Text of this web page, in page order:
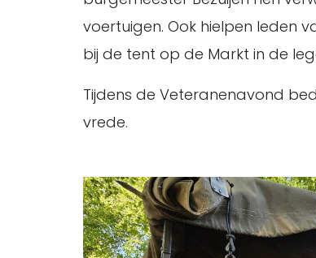
voertuigen. Ook hielpen leden
bij de tent op de Markt in de
Tijdens de Veteranenavond
vrede.